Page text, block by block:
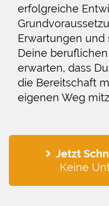
erfolgreiche
Erwartungen und
Deine
erwarten, dass
die Bereitschaft
eigenen Weg
Jetzt
Keine